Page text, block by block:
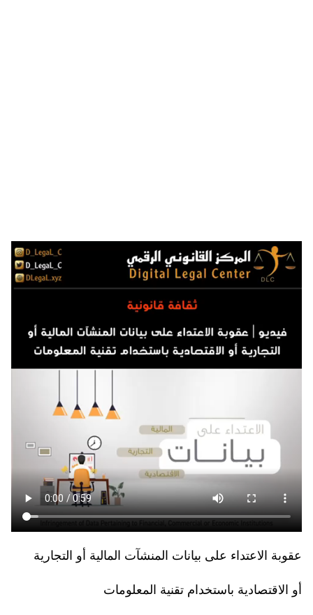
عقوبة الاعتداء على بيانات المنشآت المالية أو التجارية
أو الاقتصادية باستخدام تقنية المعلومات